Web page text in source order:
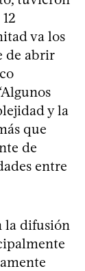
va los
de abrir
y la
que
de
entre
la difusión